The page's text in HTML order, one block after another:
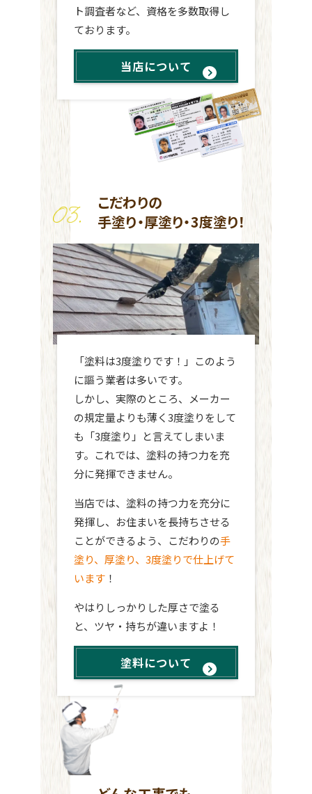
ト調査者など、資格を多数取得し
ております。
当店について
こだわりの
手塗り・厚塗り・3度塗り！
「塗料は3度塗りです！」このよう
に謳う業者は多いです。
しかし、実際のところ、メーカー
の規定量よりも薄く3度塗りをして
も「3度塗り」と言えてしまいま
す。これでは、塗料の持つ力を充
分に発揮できません。
当店では、塗料の持つ力を充分に
発揮し、お住まいを長持ちさせる
ことができるよう、こだわりの手
塗り、厚塗り、3度塗りで仕上げて
います ！
やはりしっかりした厚さで塗る
と、ツヤ・持ちが違いますよ！
塗料について